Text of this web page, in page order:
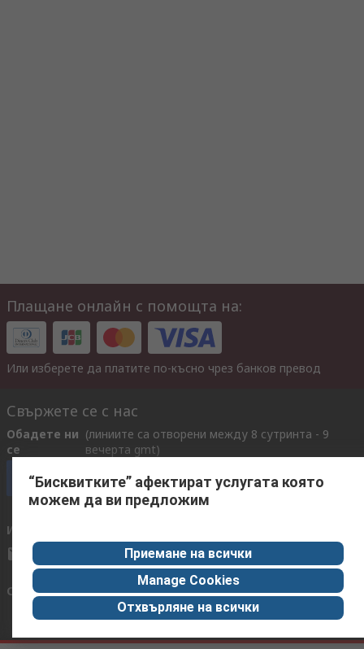
Плащане онлайн с помощта на:
Или изберете да платите по-късно чрез банков превод
Свържете се с нас
Обадете ни
се
(линиите са отворени между 8 сутринта - 9
вечерта gmt)
Обадете се сега за обслужване на клиенти
Имейл
RBulgariaQuotations@rs-components.com
Свържете се с нас
“Бисквитките” афектират услугата която
можем да ви предложим
Приемане на всички
Manage Cookies
Отхвърляне на всички